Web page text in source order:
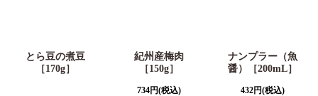
とら豆の煮豆
［170g］
紀州産梅肉
［150g］
734円(税込)
ナンプラー（魚
醤）［200mL］
432円(税込)